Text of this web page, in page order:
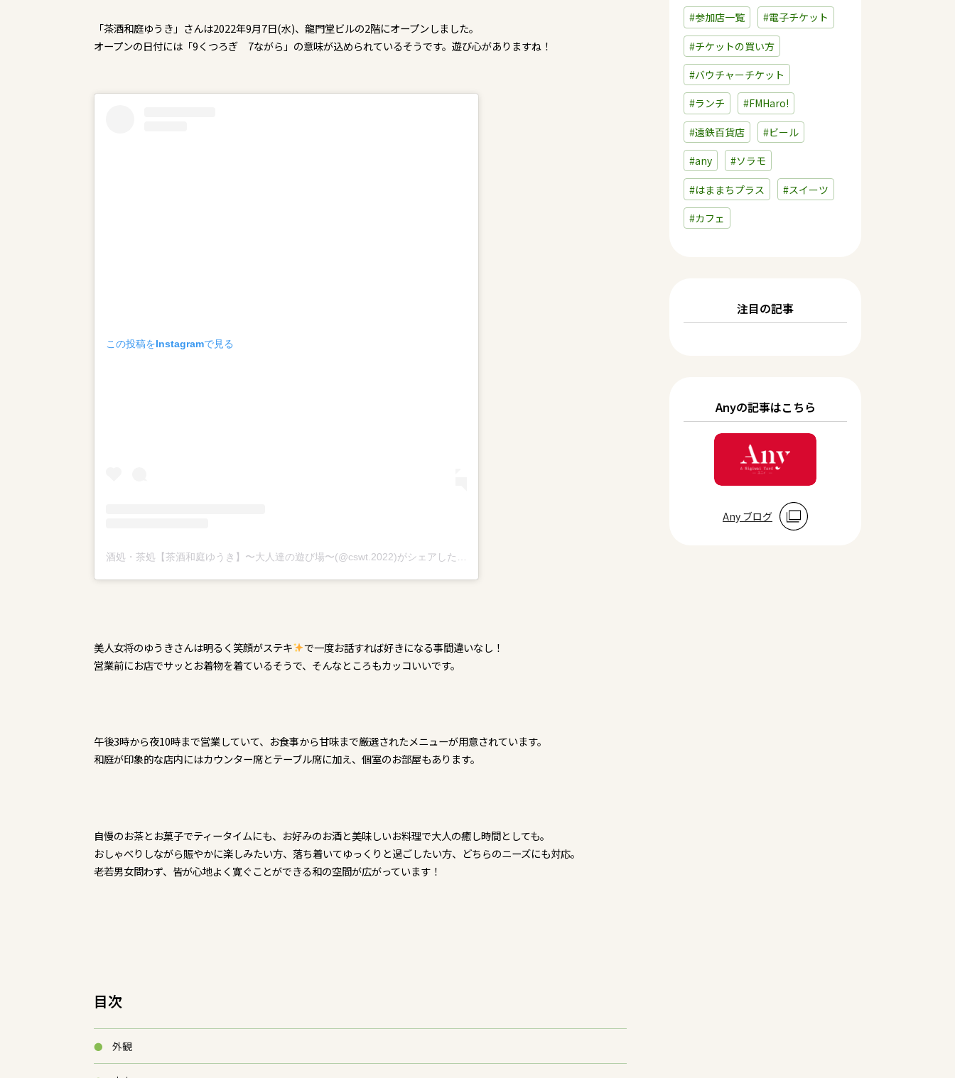
「茶酒和庭ゆうき」さんは2022年9月7日(水)、龍門堂ビルの2階にオープンしました。
オープンの日付には「9くつろぎ 7ながら」の意味が込められているそうです。遊び心がありますね！
この投稿をInstagramで見る
美人女将のゆうきさんは明るく笑顔がステキ
で一度お話すれば好きになる事間違いなし！
営業前にお店でサッとお着物を着ているそうで、そんなところもカッコいいです。
午後3時から夜10時まで営業していて、お食事から甘味まで厳選されたメニューが用意されています。
和庭が印象的な店内にはカウンター席とテーブル席に加え、個室のお部屋もあります。
自慢のお茶とお菓子でティータイムにも、お好みのお酒と美味しいお料理で大人の癒し時間としても。
おしゃべりしながら賑やかに楽しみたい方、落ち着いてゆっくりと過ごしたい方、どちらのニーズにも対応。
老若男女問わず、皆が心地よく寛ぐことができる和の空間が広がっています！
目次
外観
#参加店一覧 #電子チケット
#チケットの買い方
#バウチャーチケット
#ランチ #FMHaro!
#遠鉄百貨店 #ビール
#any #ソラモ
#はままちプラス #スイーツ
#カフェ
注目の記事
Anyの記事はこちら
Any ブログ